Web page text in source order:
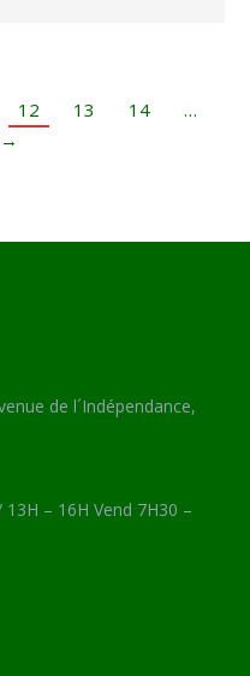
12 13 14
…
→
de l´Indépendance,
– 16H Vend 7H30 –